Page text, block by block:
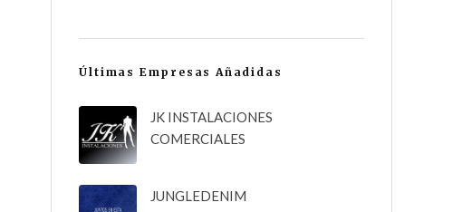
Últimas Empresas Añadidas
JK INSTALACIONES
COMERCIALES
JUNGLEDENIM